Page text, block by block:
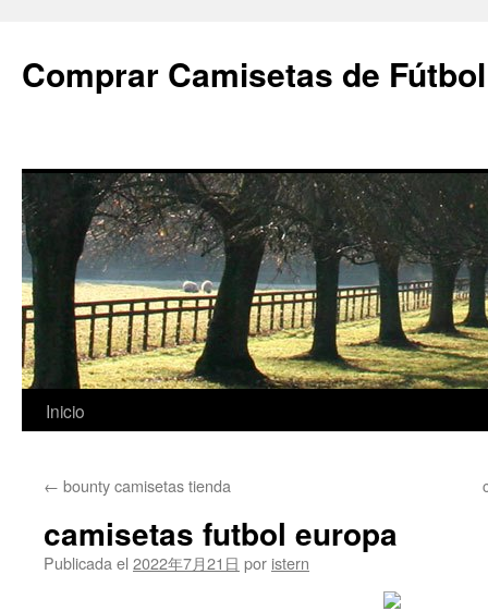
Comprar Camisetas de
Saltar
contenido
Inicio
← bounty camisetas tienda
camisetas futbol europa
Publicada el 2022年7月21日 por istern